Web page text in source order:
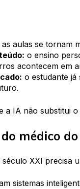
as aulas se tornam
o ensino
acontecem em
o estudante
a IA não substitui o
médico
XXI precisa
sistemas